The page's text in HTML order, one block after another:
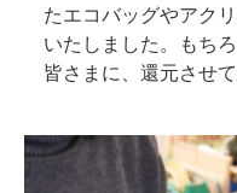
たエコバッグやアク
いたしました。もち
皆さまに、還元させ